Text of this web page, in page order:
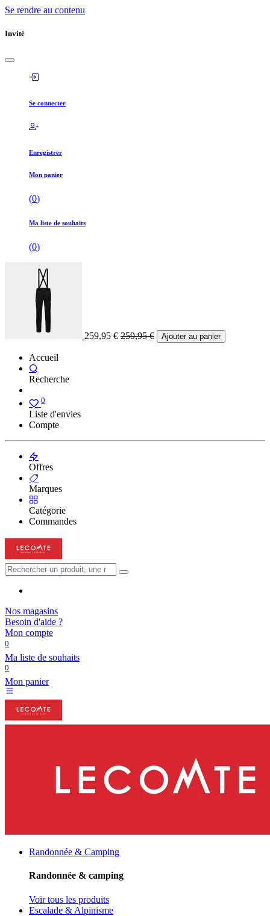
Se rendre au contenu
Invité
Se connecter
Enregistrer
Mon panier
(0)
Ma liste de souhaits
(0)
259,95 € 259,95€ Ajouter au panier
Accueil
Recherche
0
Liste d'envies
Compte
Offres
Marques
Catégorie
Commandes
Nos magasins
Besoin d'aide ?
Mon compte
0
Ma liste de souhaits
0
Mon panier
Randonnée & Camping
Randonnée & camping
Voir tous les produits
Escalade & Alpinisme